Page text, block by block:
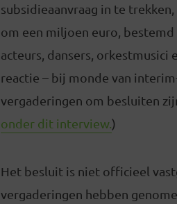
subsidieaanvraag in te
om een miljoen euro,
acteurs, dansers,
reactie – bij monde van
vergaderingen om besluiten
onder dit interview.)
Het besluit is niet officieel
vergaderingen hebben